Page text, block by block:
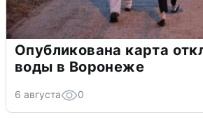
Опубликована карта
воды в Воронеже
6 августа 0